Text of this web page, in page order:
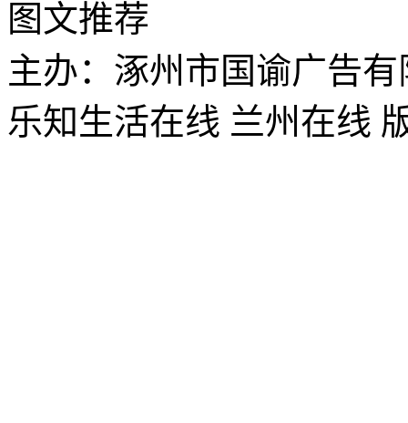
图文推荐
主办：涿州市国谕广告
乐知生活在线 兰州在线